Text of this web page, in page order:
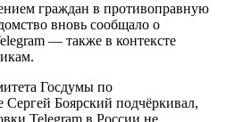
граждан в противоправную
вновь сообщало о
— также в контексте
Госдумы по
Боярский подчёркивал,
Telegram в России не